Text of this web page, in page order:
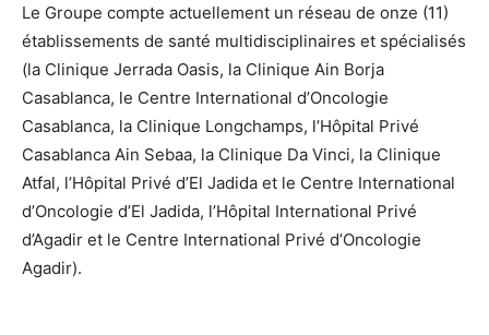
Le Groupe compte actuellement un réseau de onze (11)
établissements de santé multidisciplinaires et spécialisés
(la Clinique Jerrada Oasis, la Clinique Ain Borja
Casablanca, le Centre International d’Oncologie
Casablanca, la Clinique Longchamps, l’Hôpital Privé
Casablanca Ain Sebaa, la Clinique Da Vinci, la Clinique
Atfal, l’Hôpital Privé d’El Jadida et le Centre International
d’Oncologie d’El Jadida, l’Hôpital International Privé
d’Agadir et le Centre International Privé d’Oncologie
Agadir).